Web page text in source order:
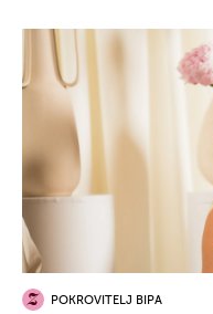
POKROVITELJ BIPA